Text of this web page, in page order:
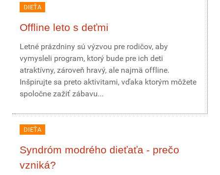
DIEŤA
Offline leto s deťmi
Letné prázdniny sú výzvou pre rodičov, aby
vymysleli program, ktorý bude pre ich deti
atraktívny, zároveň hravý, ale najmä offline.
Inšpirujte sa preto aktivitami, vďaka ktorým môžete
spoločne zažiť zábavu...
DIEŤA
Syndróm modrého dieťaťa - prečo
vzniká?